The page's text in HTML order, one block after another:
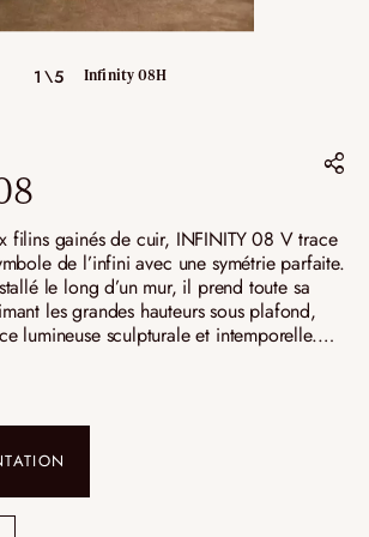
1\5 Infinity 08H
2\5 Infinity 08V
3\5 Infinity 08V
4\5 Infinity 08V
5\5 Infinity 08H
Partager sur :
Pinterest
Instagram
LinkedIn
filins gainés de cuir, INFINITY 08 V trace
de l’infini avec une symétrie parfaite.
le long d’un mur, il prend toute sa
les grandes hauteurs sous plafond,
lumineuse sculpturale et intemporelle.
Suspendu par trois filins gainés de cuir,
fin, entre équilibre et poésie.